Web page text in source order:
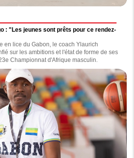
: "Les jeunes sont prêts pour ce rendez-
en lice du Gabon, le coach Ylaurich
sur les ambitions et l'état de forme de ses
Championnat d'Afrique masculin.